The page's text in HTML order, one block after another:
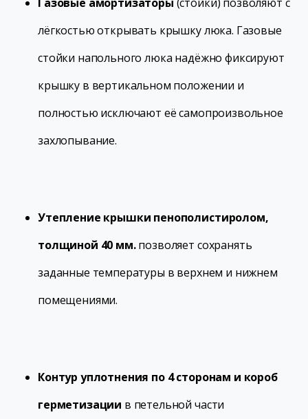
Газовые амортизаторы (стойки) позволяют с
лёгкостью открывать крышку люка. Газовые
стойки напольного люка надёжно фиксируют
крышку в вертикальном положении и
полностью исключают её самопроизвольное
захлопывание.
Утепление крышки пенополистиролом,
толщиной 40 мм.позволяет сохранять
заданные температуры в верхнем и нижнем
помещениями.
Контур уплотнения по 4 сторонам и короб
герметизации в петельной части